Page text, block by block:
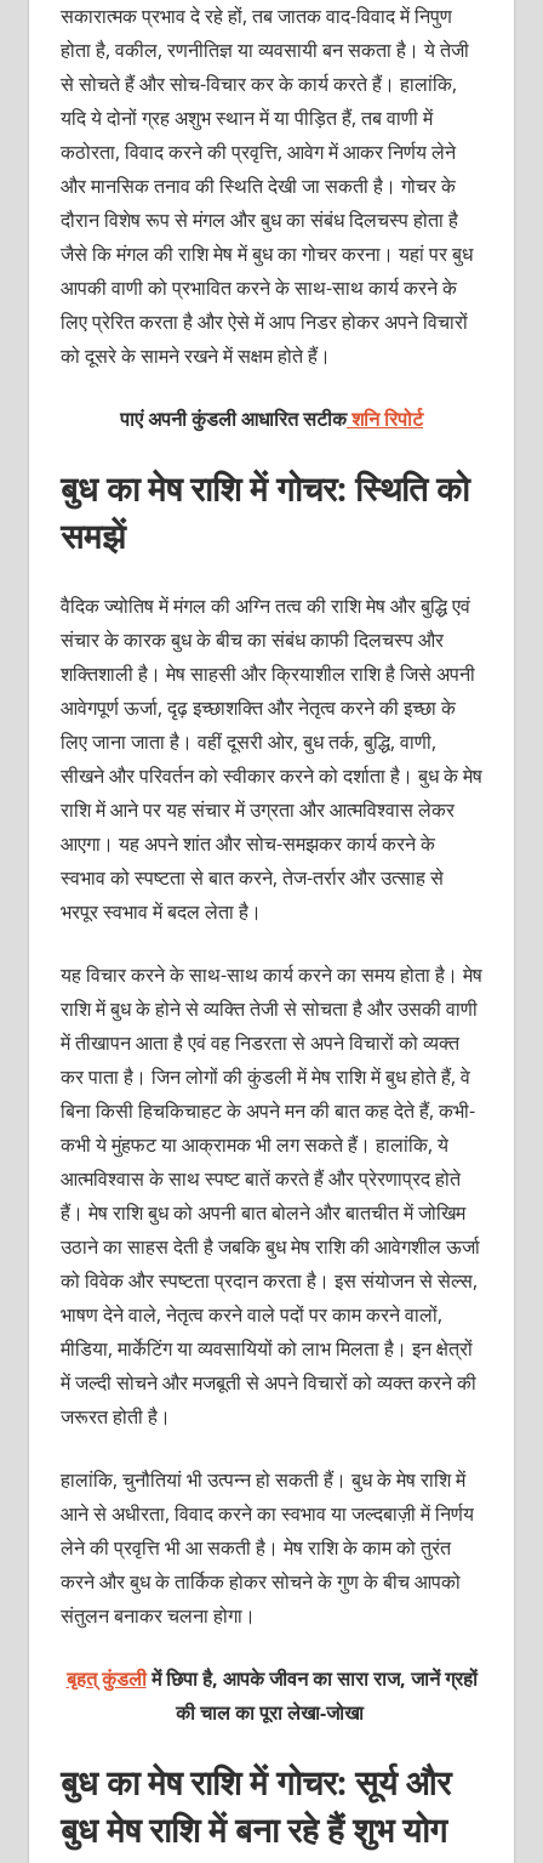
सकारात्‍मक प्रभाव दे रहे हों, तब जातक वाद-विवाद में निपुण
होता है, वकील, रणनीतिज्ञ या व्‍यवसायी बन सकता है। ये तेजी
से सोचते हैं और सोच-विचार कर के कार्य करते हैं। हालांकि,
यदि ये दोनों ग्रह अशुभ स्‍थान में या पीड़ित हैं, तब वाणी में
कठोरता, विवाद करने की प्रवृत्ति, आवेग में आकर निर्णय लेने
और मानसिक तनाव की स्थिति देखी जा सकती है। गोचर के
दौरान विशेष रूप से मंगल और बुध का संबंध दिलचस्‍प होता है
जैसे कि मंगल की राशि मेष में बुध का गोचर करना। यहां पर बुध
आपकी वाणी को प्रभावित करने के साथ-साथ कार्य करने के
लिए प्रेरित करता है और ऐसे में आप निडर होकर अपने विचारों
को दूसरे के सामने रखने में सक्षम होते हैं।
पाएं अपनी कुंडली आधारित सटीकशनि रिपोर्ट
बुध का मेष राशि में गोचर: स्थिति को
समझें
वैदिक ज्‍योतिष में मंगल की अग्नि तत्‍व की राशि मेष और बुद्धि एवं
संचार के कारक बुध के बीच का संबंध काफी दिलचस्‍प और
शक्‍तिशाली है। मेष साहसी और क्रियाशील राशि है जिसे अपनी
आवेगपूर्ण ऊर्जा, दृढ़ इच्‍छाशक्‍ति और नेतृत्‍व करने की इच्‍छा के
लिए जाना जाता है। वहीं दूसरी ओर, बुध तर्क, बुद्धि, वाणी,
सीखने और परिवर्तन को स्‍वीकार करने को दर्शाता है। बुध के मेष
राशि में आने पर यह संचार में उग्रता और आत्‍मविश्‍वास लेकर
आएगा। यह अपने शांत और सोच-समझकर कार्य करने के
स्‍वभाव को स्‍पष्‍टता से बात करने, तेज-तर्रार और उत्‍साह से
भरपूर स्‍वभाव में बदल लेता है।
यह विचार करने के साथ-साथ कार्य करने का समय होता है। मेष
राशि में बुध के होने से व्‍यक्‍ति तेजी से सोचता है और उसकी वाणी
में तीखापन आता है एवं वह निडरता से अपने विचारों को व्‍यक्‍त
कर पाता है। जिन लोगों की कुंडली में मेष राशि में बुध होते हैं, वे
बिना किसी हिचकिचाहट के अपने मन की बात कह देते हैं, कभी-
कभी ये मुंहफट या आक्रामक भी लग सकते हैं। हालांकि, ये
आत्‍मविश्‍वास के साथ स्‍पष्‍ट बातें करते हैं और प्रेरणाप्रद होते
हैं। मेष राशि बुध को अपनी बात बोलने और बातचीत में जोखिम
उठाने का साहस देती है जबकि बुध मेष राशि की आवेगशील ऊर्जा
को विवेक और स्‍पष्‍टता प्रदान करता है। इस संयोजन से सेल्‍स,
भाषण देने वाले, नेतृत्‍व करने वाले पदों पर काम करने वालों,
मीडिया, मा‍र्केटिंग या व्‍यवसायियों को लाभ मिलता है। इन क्षेत्रों
में जल्‍दी सोचने और मजबूती से अपने विचारों को व्‍यक्‍त करने की
जरूरत होती है।
हालांकि, चुनौतियां भी उत्‍पन्‍न हो सकती हैं। बुध के मेष राशि में
आने से अधीरता, विवाद करने का स्‍वभाव या जल्‍दबाज़ी में निर्णय
लेने की प्रवृत्ति भी आ सकती है। मेष राशि के काम को तुरंत
करने और बुध के तार्किक होकर सोचने के गुण के बीच आपको
संतुलन बनाकर चलना होगा।
बृहत् कुंडलीमें छिपा है, आपके जीवन का सारा राज, जानें ग्रहों
की चाल का पूरा लेखा-जोखा
बुध का मेष राशि में गोचर: सूर्य और
बुध मेष राशि में बना रहे हैं शुभ योग